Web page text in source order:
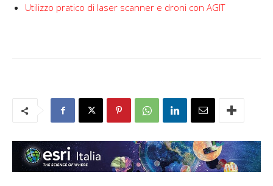
Utilizzo pratico di laser scanner e droni con AGIT